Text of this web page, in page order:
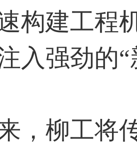
构建工程
入强劲的“
柳工将传